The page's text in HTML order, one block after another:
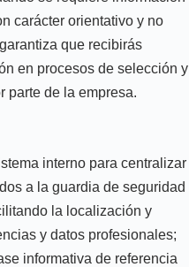
carácter orientativo y no
que recibirás
en procesos de selección y
parte de la empresa.
interno para centralizar
a la guardia de seguridad
la localización y
y datos profesionales;
informativa de referencia